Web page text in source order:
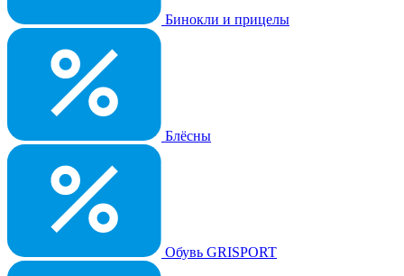
Бинокли и прицелы
Блёсны
Обувь GRISPORT